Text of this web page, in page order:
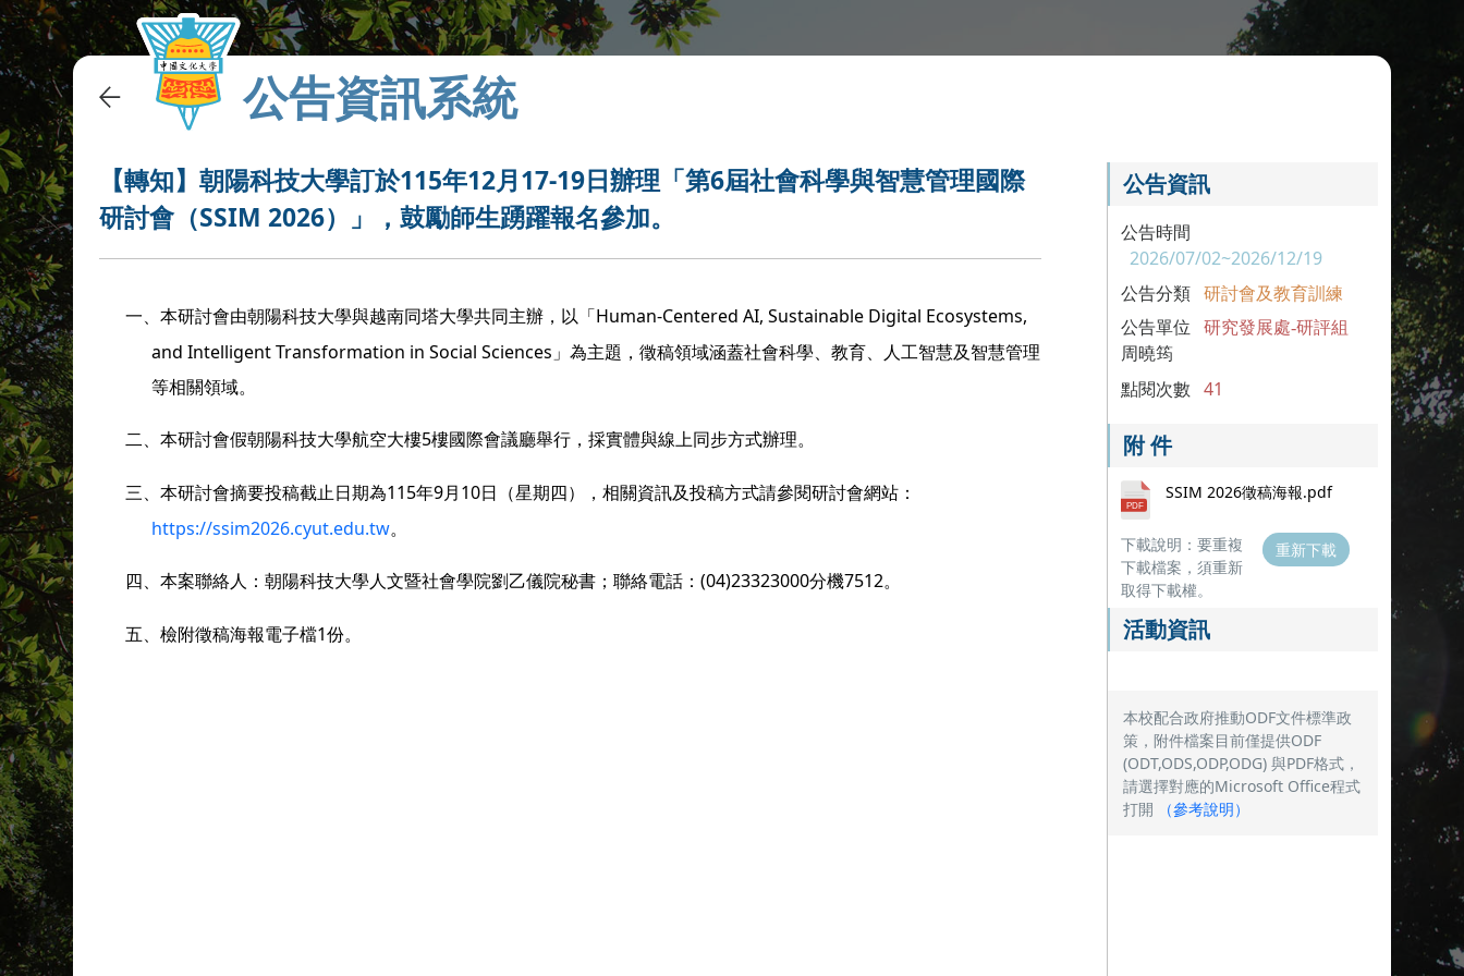
公告資訊系統
【轉知】朝陽科技大學訂於115年12月17-19日辦理「第6屆社會科學與智慧管理國際
研討會（SSIM 2026）」，鼓勵師生踴躍報名參加。
一、本研討會由朝陽科技大學與越南同塔大學共同主辦，以「Human-Centered AI, Sustainable Digital Ecosystems,
and Intelligent Transformation in Social Sciences」為主題，徵稿領域涵蓋社會科學、教育、人工智慧及智慧管理
等相關領域。
二、本研討會假朝陽科技大學航空大樓5樓國際會議廳舉行，採實體與線上同步方式辦理。
三、本研討會摘要投稿截止日期為115年9月10日（星期四），相關資訊及投稿方式請參閱研討會網站：
https://ssim2026.cyut.edu.tw。
四、本案聯絡人：朝陽科技大學人文暨社會學院劉乙儀院秘書；聯絡電話：(04)23323000分機7512。
五、檢附徵稿海報電子檔1份。
公告資訊
公告時間
2026/07/02~2026/12/19
公告分類 研討會及教育訓練
公告單位
研究發展處-研評組
周曉筠
點閱次數 41
附 件
SSIM 2026徵稿海報.pdf
下載說明：要重複
下載檔案，須重新
取得下載權。
重新下載
活動資訊
本校配合政府推動ODF文件標準政
策，附件檔案目前僅提供ODF
(ODT,ODS,ODP,ODG) 與PDF格式，
請選擇對應的Microsoft Office程式
打開
（參考說明）